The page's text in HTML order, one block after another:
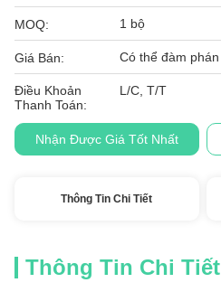
MOQ: 1 bộ
Giá Bán: Có thể đàm phán
Điều Khoản
Thanh Toán:
L/C, T/T
Nhận Được Giá Tốt Nhất
Thông Tin Chi Tiết
Thông Tin Chi Tiết